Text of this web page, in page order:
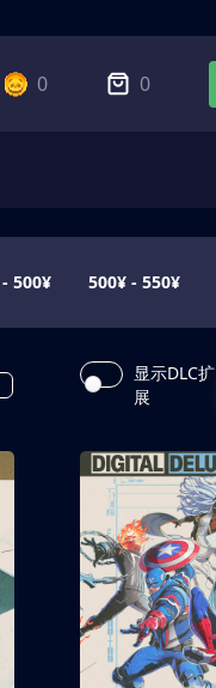
0 0
500¥ 500¥ - 550¥
显示DLC扩
展